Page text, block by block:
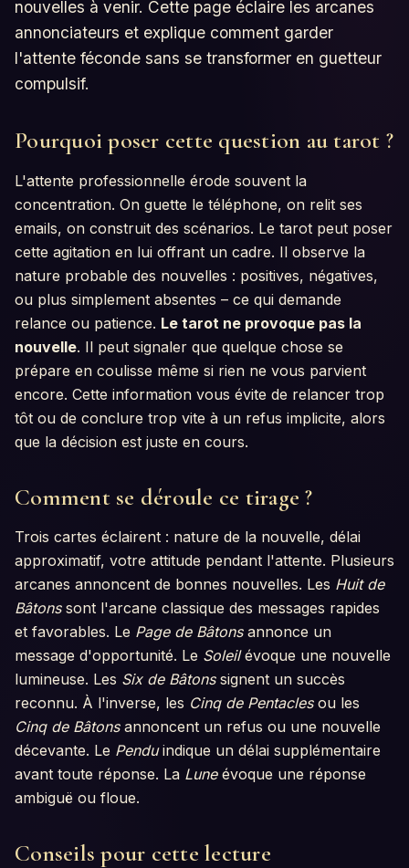
nouvelles à venir. Cette page éclaire les arcanes
annonciateurs et explique comment garder
l'attente féconde sans se transformer en guetteur
compulsif.
Pourquoi poser cette question au tarot ?
L'attente professionnelle érode souvent la
concentration. On guette le téléphone, on relit ses
emails, on construit des scénarios. Le tarot peut poser
cette agitation en lui offrant un cadre. Il observe la
nature probable des nouvelles : positives, négatives,
ou plus simplement absentes – ce qui demande
relance ou patience. Le tarot ne provoque pas la
nouvelle. Il peut signaler que quelque chose se
prépare en coulisse même si rien ne vous parvient
encore. Cette information vous évite de relancer trop
tôt ou de conclure trop vite à un refus implicite, alors
que la décision est juste en cours.
Comment se déroule ce tirage ?
Trois cartes éclairent : nature de la nouvelle, délai
approximatif, votre attitude pendant l'attente. Plusieurs
arcanes annoncent de bonnes nouvelles. Les Huit de
Bâtonssont l'arcane classique des messages rapides
et favorables. Le Page de Bâtonsannonce un
message d'opportunité. Le Soleilévoque une nouvelle
lumineuse. Les Six de Bâtonssignent un succès
reconnu. À l'inverse, les Cinq de Pentaclesou les
Cinq de Bâtonsannoncent un refus ou une nouvelle
décevante. Le Penduindique un délai supplémentaire
avant toute réponse. La Luneévoque une réponse
ambiguë ou floue.
Conseils pour cette lecture